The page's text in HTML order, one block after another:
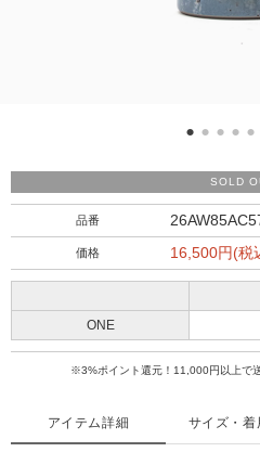
SOLD
品番
価格 16,500円(税
ONE
※3%ポイント還元！11,000円以上で
アイテム詳細 サイズ・着